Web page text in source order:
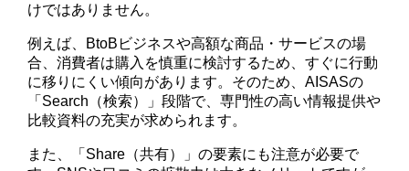
けではありません。
例えば、BtoBビジネスや高額な商品・サービスの場
合、消費者は購入を慎重に検討するため、すぐに行動
に移りにくい傾向があります。そのため、AISASの
「Search（検索）」段階で、専門性の高い情報提供や
比較資料の充実が求められます。
また、「Share（共有）」の要素にも注意が必要で